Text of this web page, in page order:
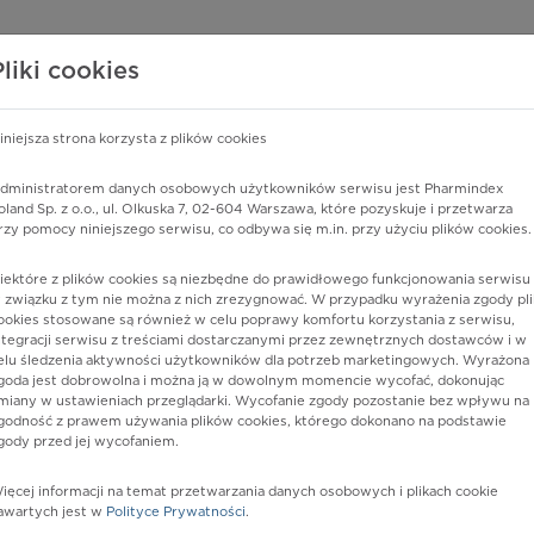
o lekach
PHARMINDEX
Pharmindex
lider wiedzy o lekach
lub substancję czynną
Postać:opatrunek samoprzylepny,
cookies
strona korzysta z plików cookies
danych osobowych użytkowników serwisu jest Pharmindex
Sp. z o.o., ul. Olkuska 7, 02-604 Warszawa, które pozyskuje i przetwarza
pomocy niniejszego serwisu, co odbywa się m.in. przy użyciu plików cookies.
z plików cookies są niezbędne do prawidłowego funkcjonowania serwisu
związku z tym nie można z nich zrezygnować. W przypadku wyrażenia zgody
stosowane są również w celu poprawy komfortu korzystania z serwisu,
serwisu z treściami dostarczanymi przez zewnętrznych dostawców i w
śledzenia aktywności użytkowników dla potrzeb marketingowych. Wyrażona
jest dobrowolna i można ją w dowolnym momencie wycofać, dokonując
w ustawieniach przeglądarki. Wycofanie zgody pozostanie bez wpływu na
z prawem używania plików cookies, którego dokonano na podstawie
przed jej wycofaniem.
informacji na temat przetwarzania danych osobowych i plikach cookie
jest w Polityce Prywatności.